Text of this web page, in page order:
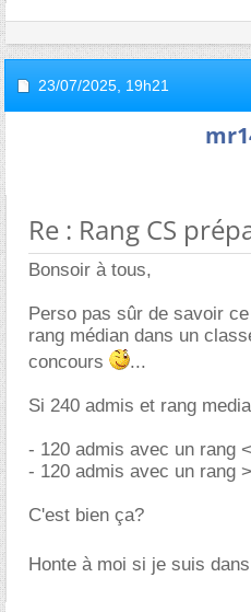
23/07/2025, 19h21
Re : Rang CS
Bonsoir à tous,
Perso pas sûr de savoir
rang médian dans un
concours
...
Si 240 admis et rang
- 120 admis avec un rang
- 120 admis avec un rang
C'est bien ça?
Honte à moi si je suis